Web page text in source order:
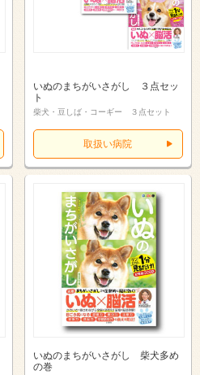
いぬのまちがいさがし ３点セッ
ト
柴犬・豆しば・コーギー ３点セット
取扱い病院
いぬのまちがいさがし 柴犬多め
の巻